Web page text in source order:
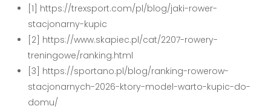
[1] https://trexsport.com/pl/blog/jaki-rower-
stacjonarny-kupic
[2] https://www.skapiec.pl/cat/2207-rowery-
treningowe/ranking.html
[3] https://sportano.pl/blog/ranking-rowerow-
stacjonarnych-2026-ktory-model-warto-kupic-do-
domu/